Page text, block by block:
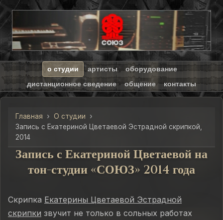
о студии артисты
оборудование
дистанционное сведение
общение контакты
Главная
О студии
Запись с Екатериной Цветаевой Эстрадной скрипкой,
2014
Запись с Екатериной Цветаевой на
тон-студии «СОЮЗ» 2014 года
Скрипка Екатерины Цветаевой Эстрадной
скрипки звучит не только в сольных работах